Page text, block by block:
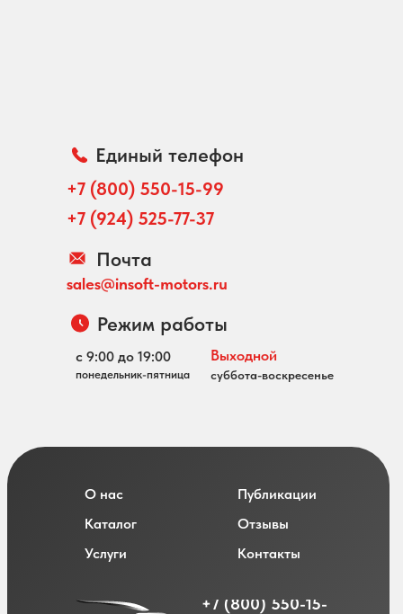
Единый телефон
+7 (800) 550-15-99
+7 (924) 525-77-37
Почта
sales@insoft-motors.ru
Режим работы
с 9:00 до 19:00 Выходной
понедельник-пятница суббота-воскресенье
О нас
Каталог
Услуги
Публикации
Отзывы
Контакты
+7 (800) 550-15-